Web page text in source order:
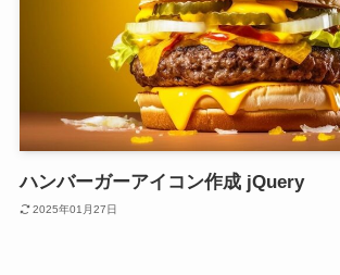
ハンバーガーアイコン作成 jQuery
2025年01月27日